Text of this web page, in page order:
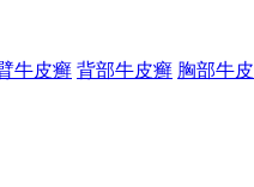
牛皮癣 背部牛皮癣 胸部牛